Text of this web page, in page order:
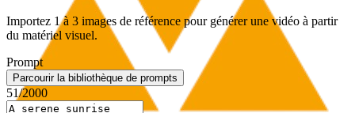
Importez 1 à 3 images de référence pour générer une vidéo à partir
du matériel visuel.
Prompt
Parcourir la bibliothèque de prompts
51/2000